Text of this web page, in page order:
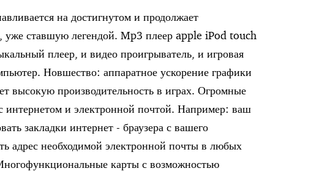
на достигнутом и продолжает
уже ставшую легендой. Mp3 плеер apple iPod touch
плеер, и видео проигрыватель, и игровая
Новшество: аппаратное ускорение графики
высокую производительность в играх. Огромные
интернетом и электронной почтой. Например: ваш
закладки интернет - браузера с вашего
адрес необходимой электронной почты в любых
карты с возможностью